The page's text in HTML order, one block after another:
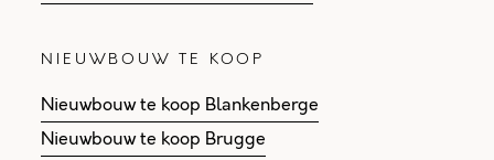
NIEUWBOUW TE KOOP
Nieuwbouw te koop Blankenberge
Nieuwbouw te koop Brugge